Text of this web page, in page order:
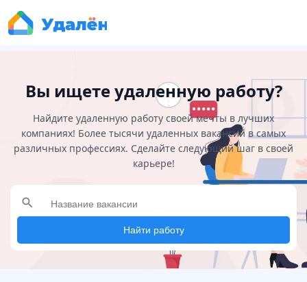
Вы ищете удаленную работу?
Найдите удаленную работу своей мечты в лучших
компаниях! Более тысячи удаленных вакансий в самых
различных профессиях. Сделайте следующий шаг в своей
карьере!
search
Найти работу